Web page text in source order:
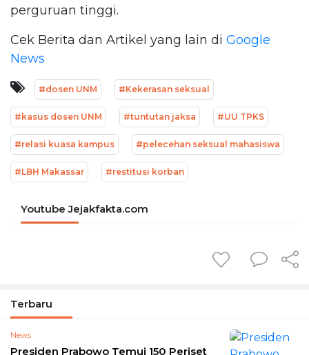
perguruan tinggi.
Cek Berita dan Artikel yang lain di Google
News
#dosen UNM #Kekerasan seksual
#kasus dosen UNM #tuntutan jaksa #UU TPKS
#relasi kuasa kampus #pelecehan seksual mahasiswa
#LBH Makassar #restitusi korban
Youtube Jejakfakta.com
Terbaru
News
Presiden Prabowo Temui 150 Periset